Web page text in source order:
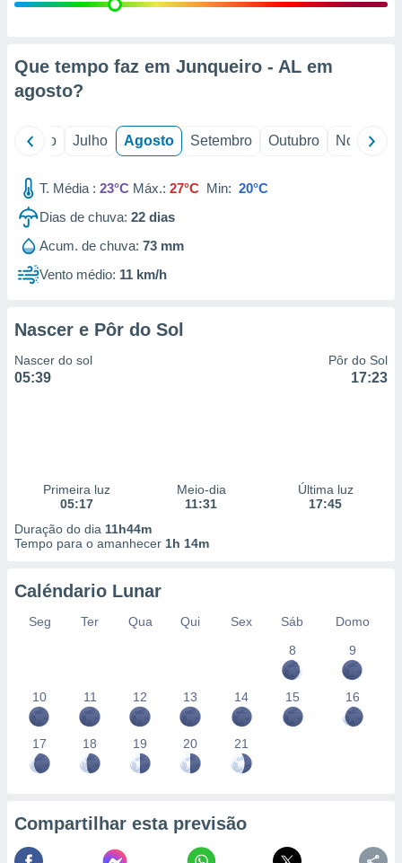
através
estudos
1199
Que tempo faz em Junqueiro - AL em
agosto?
Junho Julho Agosto Setembro Outubro Novembro
T. Média : 23°C Máx.: 27°C Min: 20°C
Dias de chuva: 22 dias
Acum. de chuva: 73 mm
Vento médio: 11 km/h
Nascer e Pôr do Sol
Nascer do sol
05:39
Pôr do Sol
17:23
Primeira luz
05:17
Meio-dia
11:31
Última luz
17:45
Duração do dia 11h44m
Tempo para o amanhecer 1h 14m
Caléndario Lunar
Seg Ter Qua Qui Sex Sáb
Domo
8
9
10 11 12 13 14 15 16
17 18 19 20 21
Compartilhar esta previsão